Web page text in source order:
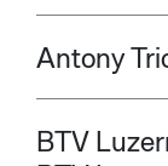
Antony
BTV